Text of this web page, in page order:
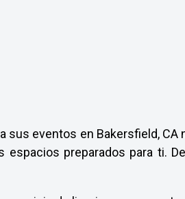
sus eventos en Bakersfield,
espacios preparados para ti.